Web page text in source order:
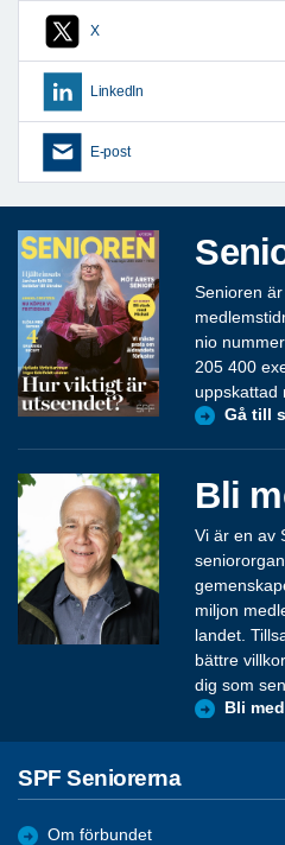
X
LinkedIn
E-post
Senioren
nio
205 400
uppskattad
Gå till
Bli
Vi är en av
miljon
landet.
bättre
dig som
Bli
SPF Seniorerna
Om förbundet